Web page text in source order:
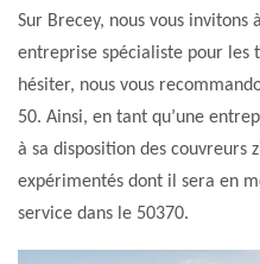
Sur Brecey, nous vous
entreprise spécialiste pour les
hésiter, nous vous
50. Ainsi, en tant qu’une
à sa disposition des couvreurs
expérimentés dont il sera en
service dans le 50370.